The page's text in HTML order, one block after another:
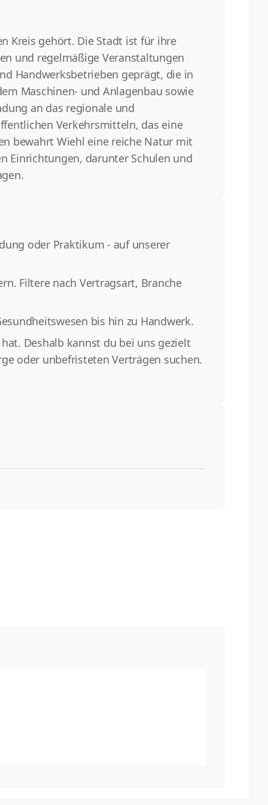
Kreis gehört. Die Stadt ist für ihre
und regelmäßige Veranstaltungen
Handwerksbetrieben geprägt, die in
Maschinen- und Anlagenbau sowie
an das regionale und
Verkehrsmitteln, das eine
bewahrt Wiehl eine reiche Natur mit
Einrichtungen, darunter Schulen und
oder Praktikum - auf unserer
Filtere nach Vertragsart, Branche
bis hin zu Handwerk.
Deshalb kannst du bei uns gezielt
oder unbefristeten Verträgen suchen.